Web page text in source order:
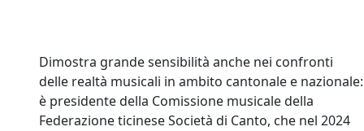
Dimostra grande sensibilità anche nei confronti
delle realtà musicali in ambito cantonale e nazionale:
è presidente della Comissione musicale della
Federazione ticinese Società di Canto, che nel 2024